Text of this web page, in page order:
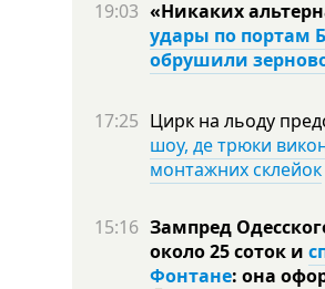
19:03 «Никаких
удары по портам
обрушили
17:25 Цирк на льоду
шоу, де трюки
монтажних склейок
15:16 Зампред
около 25 соток и
Фонтане: она